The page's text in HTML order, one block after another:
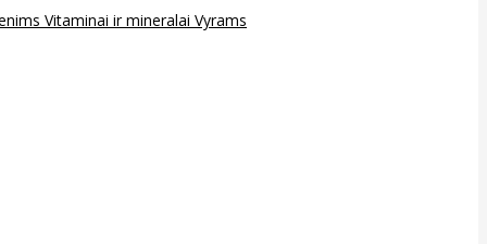
Vitaminai ir mineralai Vyrams